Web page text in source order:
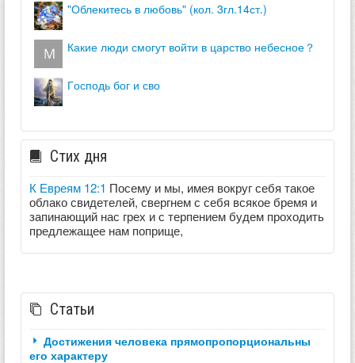
"облекитесь в любовь" (кол. 3гл.14ст.)
какие люди смогут войти в царство небесное？
господь бог и сво
Стих дня
К Евреям 12:1 Посему и мы, имея вокруг себя такое
облако свидетелей, свергнем с себя всякое бремя и
запинающий нас грех и с терпением будем проходить
предлежащее нам поприще,
Статьи
Достижения человека прямопропорциональны
его характеру